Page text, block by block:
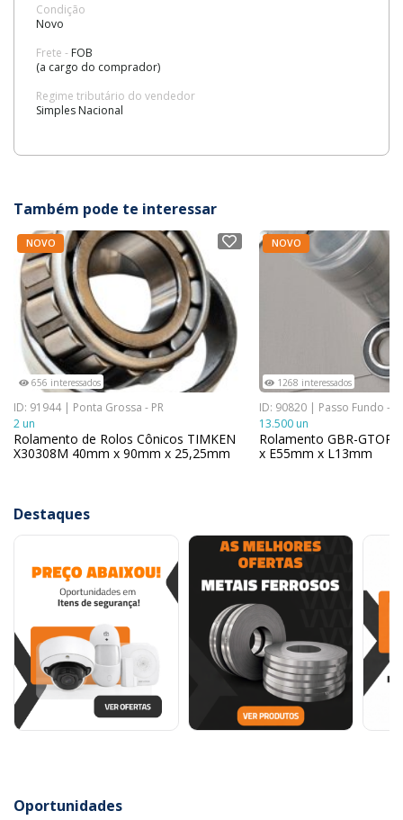
Condição
Novo
Frete - FOB
(a cargo do comprador)
Regime tributário do vendedor
Simples Nacional
Também pode te interessar
NOVO
656 interessados
ID: 91944 | Ponta Grossa - PR
2 un
Rolamento de Rolos Cônicos TIMKEN
X30308M 40mm x 90mm x 25,25mm
NOVO
1268 interessados
ID: 90820 | Passo Fundo -
13.500 un
Rolamento GBR-GTOP
x E55mm x L13mm
Destaques
Oportunidades